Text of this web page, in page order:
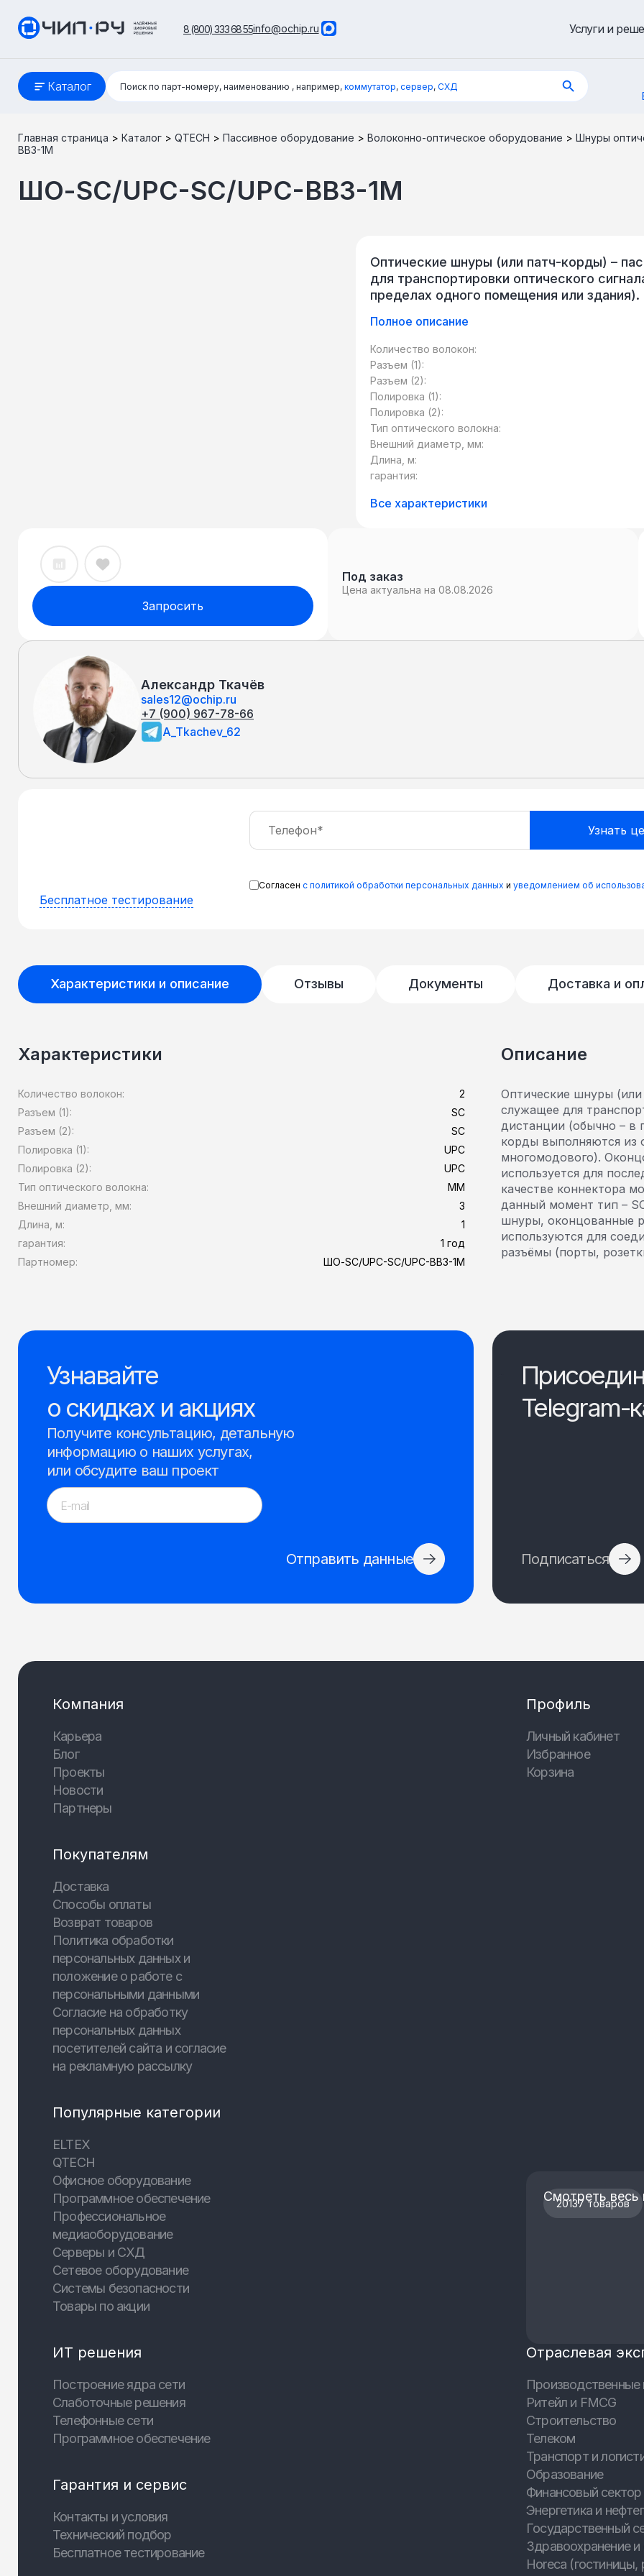
Услуги и
8 (800) 333 68 55info@ochip.ru
Каталог
Поиск:
Поиск по парт-номеру, наименованию , например, коммутатор, сервер, СХД
Главная страница > Каталог > QTECH > Пассивное оборудование > Волоконно-оптическое оборудование > Шнуры
BB3-1M
ШО-SC/UPC-SC/UPC-BB3-1M
Оптические шнуры (или патч-корды) –
для транспортировки оптического
пределах одного помещения или
(«пигтейл») используется для
качестве коннектора может
тип – SC, FC, LC, ST и т.д. Также
разными типами коннекторов. Такие
сетевого оборудования, использующего
стандартов.
Полное описание
Количество волокон:
Разъем (1):
Разъем (2):
Полировка (1):
Полировка (2):
Тип оптического волокна:
Внешний диаметр, мм:
Длина, м:
гарантия:
Все характеристики
Запросить
Под заказ
Цена актуальна на 08.08.2026
Александр Ткачёв
sales12@ochip.ru
+7 (900) 967-78-66
A_Tkachev_62
Согласен с политикой обработки персональных данных и уведомлением об
Бесплатное тестирование
Характеристики и описание Отзывы Документы Доставка и
Характеристики
Количество волокон:
2
Разъем (1):
SC
Разъем (2):
SC
Полировка (1):
UPC
Полировка (2):
UPC
Тип оптического волокна:
MM
Внешний диаметр, мм:
3
Длина, м:
1
гарантия:
1 год
Партномер:
ШО-SC/UPC-SC/UPC-BB3-1M
Описание
Оптические шнуры (или
служащее для
дистанции (обычно – в
корды выполняются из
многомодового).
используется для
качестве коннектора
данный момент тип –
шнуры, оконцованные
используются для
разъёмы (порты,
Узнавайте
о скидках и акциях
Получите консультацию, детальную
информацию о наших услугах,
или обсудите ваш проект
Отправить данные
Telegram-
Подписаться
Компания
Карьера
Блог
Проекты
Новости
Партнеры
Покупателям
Доставка
Способы оплаты
Возврат товаров
Политика обработки
персональных данных и
положение о работе с
персональными данными
Согласие на обработку
персональных данных
посетителей сайта и согласие
на рекламную рассылку
Популярные категории
ELTEX
QTECH
Офисное оборудование
Программное обеспечение
Профессиональное
медиаоборудование
Серверы и СХД
Сетевое оборудование
Системы безопасности
Товары по акции
Профиль
Личный кабинет
Избранное
Корзина
20137 товаров
Смотреть весь
ИТ решения
Построение ядра сети
Слаботочные решения
Телефонные сети
Программное обеспечение
Гарантия и сервис
Контакты и условия
Технический подбор
Бесплатное тестирование
Отраслевая
Производственные
Ритейл и FMCG
Строительство
Телеком
Транспорт и
Образование
Финансовый сектор
Энергетика и
Государственный
Здравоохранение
Horeca (гостиницы,